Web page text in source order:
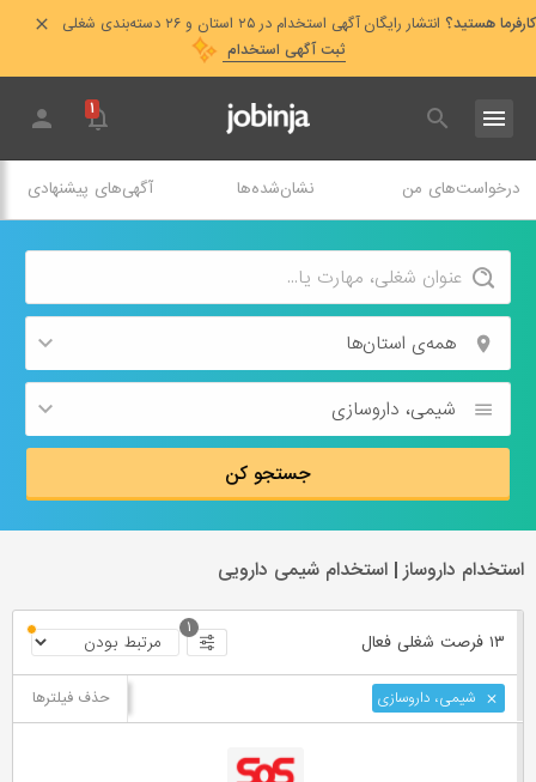
کارفرما هستید؟ انتشار رایگان آگهی استخدام در ۲۵ استان و ۲۶ دسته‌بندی شغلی
ثبت آگهی استخدام
۱
درخواست‌های من نشان‌شده‌ها آگهی‌های پیشنهادی
همه‌ی استان‌ها
شیمی، داروسازی
جستجو کن
استخدام داروساز | استخدام شیمی دارویی
۱۳ فرصت ‌شغلی فعال
۱
شیمی، داروسازی حذف فیلترها